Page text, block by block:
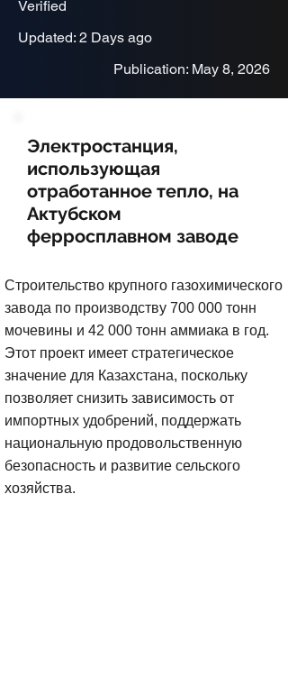
Verified
Updated: 2 Days ago
Publication: May 8, 2026
Электростанция,
использующая
отработанное тепло, на
Актубском
ферросплавном заводе
Строительство крупного газохимического
завода по производству 700 000 тонн
мочевины и 42 000 тонн аммиака в год.
Этот проект имеет стратегическое
значение для Казахстана, поскольку
позволяет снизить зависимость от
импортных удобрений, поддержать
национальную продовольственную
безопасность и развитие сельского
хозяйства.